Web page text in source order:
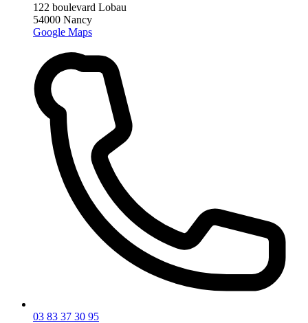
122 boulevard Lobau
54000 Nancy
Google Maps
03 83 37 30 95